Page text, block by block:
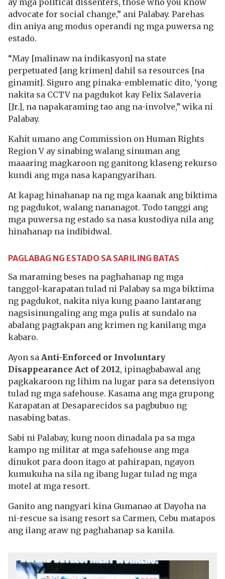
ay mga political dissenters, those who you know
advocate for social change,” ani Palabay. Parehas
din aniya ang modus operandi ng mga puwersa ng
estado.
“May [malinaw na indikasyon] na state
perpetuated [ang krimen] dahil sa resources [na
ginamit]. Siguro ang pinaka-emblematic dito, ‘yong
nakita sa CCTV na pagdukot kay Felix Salaveria
[Jr.], na napakaraming tao ang na-involve,” wika ni
Palabay.
Kahit umano ang Commission on Human Rights
Region V ay sinabing walang sinuman ang
maaaring magkaroon ng ganitong klaseng rekurso
kundi ang mga nasa kapangyarihan.
At kapag hinahanap na ng mga kaanak ang biktima
ng pagdukot, walang nananagot. Todo tanggi ang
mga puwersa ng estado sa nasa kustodiya nila ang
hinahanap na indibidwal.
PAGLABAG NG ESTADO SA SARILING BATAS
Sa maraming beses na paghahanap ng mga
tanggol-karapatan tulad ni Palabay sa mga biktima
ng pagdukot, nakita niya kung paano lantarang
nagsisinungaling ang mga pulis at sundalo na
abalang pagtakpan ang krimen ng kanilang mga
kabaro.
Ayon sa Anti-Enforced or Involuntary
Disappearance Act of 2012, ipinagbabawal ang
pagkakaroon ng lihim na lugar para sa detensiyon
tulad ng mga safehouse. Kasama ang mga grupong
Karapatan at Desaparecidos sa pagbubuo ng
nasabing batas.
Sabi ni Palabay, kung noon dinadala pa sa mga
kampo ng militar at mga safehouse ang mga
dinukot para doon itago at pahirapan, ngayon
kumukuha na sila ng ibang lugar tulad ng mga
motel at mga resort.
Ganito ang nangyari kina Gumanao at Dayoha na
ni-rescue sa isang resort sa Carmen, Cebu matapos
ang ilang araw ng paghahanap sa kanila.